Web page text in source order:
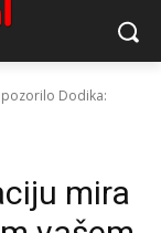
Dodika:
mira